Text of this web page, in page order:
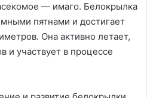
— имаго. Белокрылка
пятнами и достигает
Она активно летает,
и участвует в процессе